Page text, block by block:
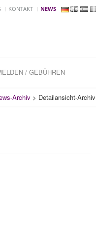
KONTAKT NEWS
/ GEBÜHREN
Archiv > Detailansicht-Archiv